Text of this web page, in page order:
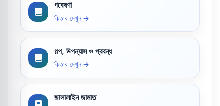
গবেষণা
কিতাব দেখুন →
গল্প, উপন্যাস ও প্রবন্ধ
কিতাব দেখুন →
জালালাইন জামাত